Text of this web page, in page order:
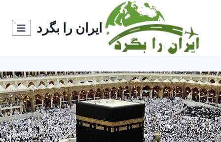
ایران را بگرد